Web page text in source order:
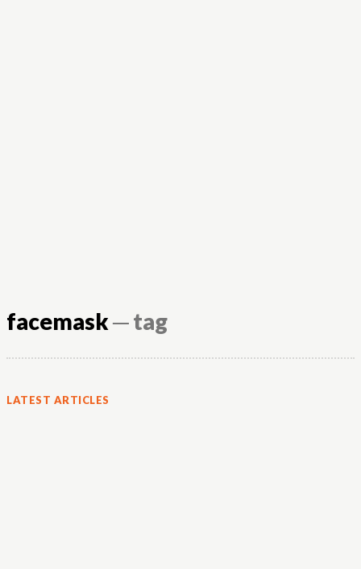
facemask─ tag
LATEST ARTICLES